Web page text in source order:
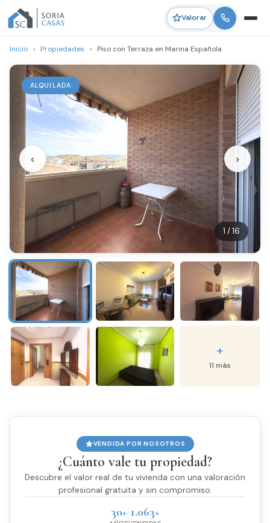
Valorar
Inicio › Propiedades › Piso con Terraza en Marina Española
ALQUILADA
1 / 16
‹ ›
+
11 más
VENDIDA POR NOSOTROS
¿Cuánto vale tu propiedad?
Descubre el valor real de tu vivienda con una valoración
profesional gratuita y sin compromiso.
30+ 1.063+